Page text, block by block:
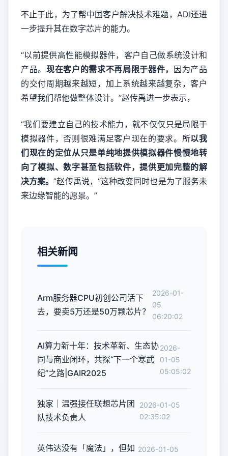
不止于此，为了帮中国客户解决技术难题，ADI还进
一步提升其在数字芯片的能力。
“以前提供高性能模拟器件，客户自己做系统设计和
产品。 现在客户的需求不再局限于器件， 因为产品
的交付周期越来越短，加上系统越来越复杂，客户
希望我们帮他做整体设计。”赵传禹进一步表示，
“我们要建立自己的技术能力，就不仅仅只是局限于
模拟器件，否则很难满足客户现在的要求。所以我
们现在的定位从只是单纯地提供模拟器件慢慢地转
向了模拟、数字甚至包括软件，提供更加完整的解
决方案。”赵传禹说，“这种改变同时也是为了服务未
来边缘智能的愿景。”
相关新闻
Arm服务器CPU初创公司活下
去，要卖5万还是50万颗芯片？
2026-01-
05
06:20:02
AI算力新十年：技术革新、生态协
同与商业闭环，共探“下一个寒武
纪”之路|GAIR2025
2026-
01-05
05:05:02
独家｜温强接任联想芯片团
队技术负责人
2026-01-05
02:35:02
英伟达没有「魔法」，但如 2026-01-05